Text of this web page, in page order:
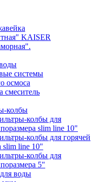
KAISER
системы
осмоса
смеситель
колбы
колбы для
slim line 10"
колбы для горячей
slim line 10"
колбы для
5"
воды